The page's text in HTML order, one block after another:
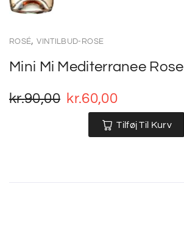
ROSÉ,VINTILBUD-ROSE
Mini Mi Mediterranee Rose
kr.90,00 kr.60,00
Tilføj Til Kurv